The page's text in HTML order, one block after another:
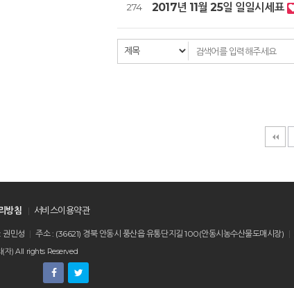
274 2017년 11월 25일 일일시세표
방침 서비스이용약관
권민성 주소 : (36621) 경북 안동시 풍산읍 유통단지길 100(안동시농수산물도매시장)
(자) All rights Reserved